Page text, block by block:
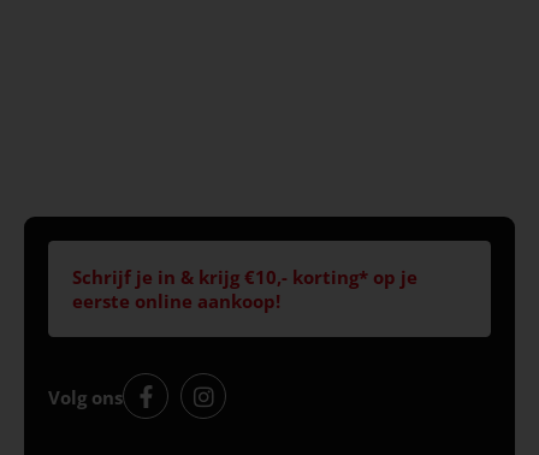
Schrijf je in & krijg €10,- korting* op je
eerste online aankoop!
Volg ons